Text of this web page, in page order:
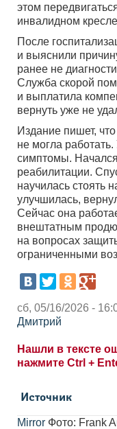
этом
инвалидном
После
и выяснили
ранее не
Служба скорой
и выплатила
вернуть уже не
Издание пишет,
не могла
симптомы.
реабилитации.
научилась стоять
улучшилась,
Сейчас она
внештатным
на вопросах
ограниченными
сб, 05/16/2026 -
Дмитрий
Нашли в тексте
нажмите Ctrl +
Источник
Mirror Фото: Frank